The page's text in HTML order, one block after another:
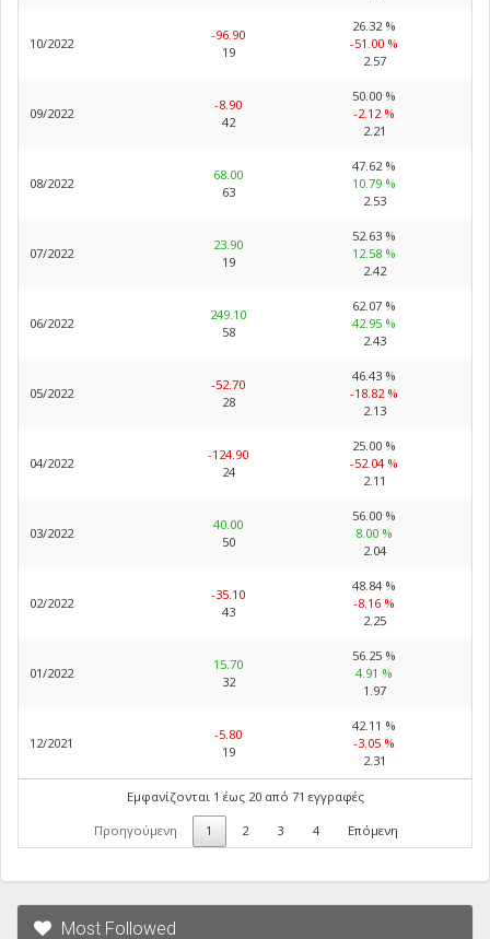
10/2022
-96.90
19
26.32 %
-51.00 %
2.57
09/2022
-8.90
42
50.00 %
-2.12 %
2.21
08/2022
68.00
63
47.62 %
10.79 %
2.53
07/2022
23.90
19
52.63 %
12.58 %
2.42
06/2022
249.10
58
62.07 %
42.95 %
2.43
05/2022
-52.70
28
46.43 %
-18.82 %
2.13
04/2022
-124.90
24
25.00 %
-52.04 %
2.11
03/2022
40.00
50
56.00 %
8.00 %
2.04
02/2022
-35.10
43
48.84 %
-8.16 %
2.25
01/2022
15.70
32
56.25 %
4.91 %
1.97
12/2021
-5.80
19
42.11 %
-3.05 %
2.31
Εμφανίζονται 1 έως 20 από 71 εγγραφές
Προηγούμενη 1 2 3 4 Επόμενη
Most Followed